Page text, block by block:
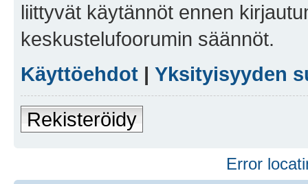
liittyvät käytännöt ennen
keskustelufoorumin säännöt.
Käyttöehdot | Yksityisyyden
Rekisteröidy
Error